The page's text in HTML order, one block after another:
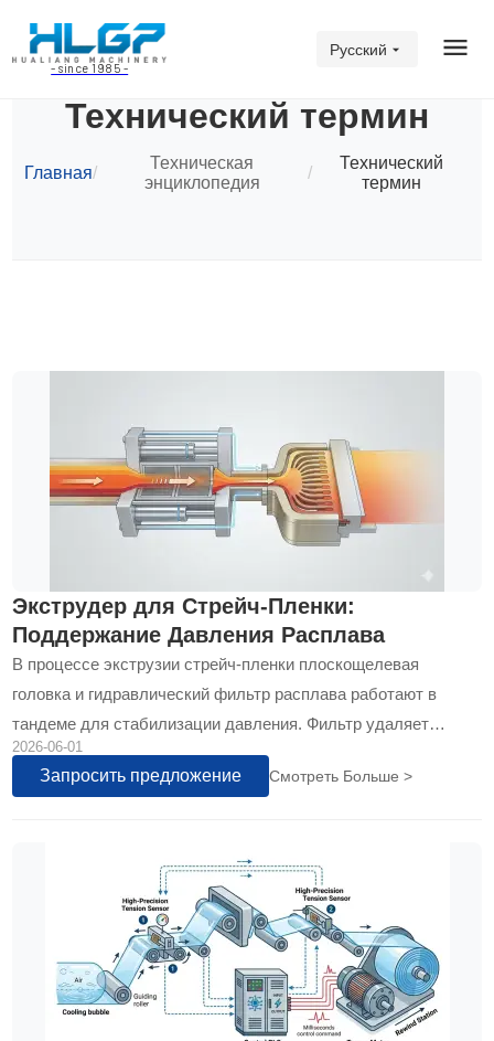
- since 1985 -
Русский
Технический термин
Главная/
Техническая
энциклопедия
/
Технический
термин
Экструдер для Стрейч-Пленки:
Поддержание Давления Расплава
В процессе экструзии стрейч-пленки плоскощелевая
головка и гидравлический фильтр расплава работают в
тандеме для стабилизации давления. Фильтр удаляет
загрязнения, предотвращая сбои потока на выходе.
Одновременно точное гидравлическое управление
расплавленного полимера в головку для поддержания
стабильной толщины пленки. Это ключевой фактор для
Машина для производства пятислойной стрейч-пленки и
других моделей...
2026-06-01
Запросить предложение Смотреть Больше >